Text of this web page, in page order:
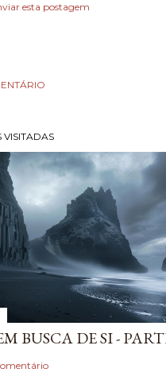
esta postagem
VISITADAS
BUSCA DE SI -